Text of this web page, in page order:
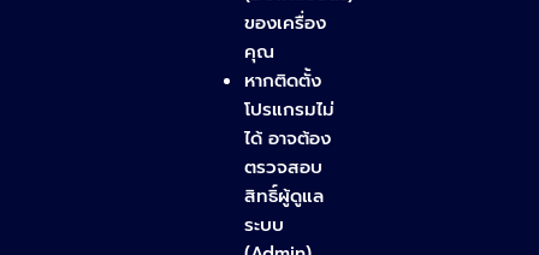
ของเครื่อง
คุณ
หากติดตั้ง
โปรแกรมไม่
ได้ อาจต้อง
ตรวจสอบ
สิทธิ์ผู้ดูแล
ระบบ